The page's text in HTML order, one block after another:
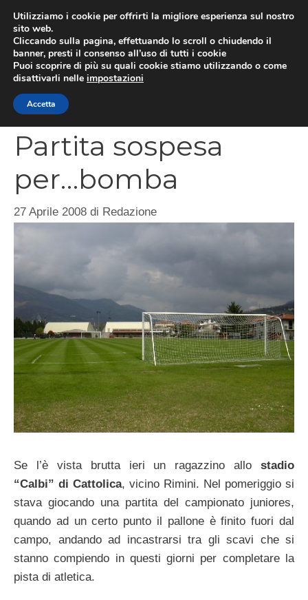
contenuto
Partita sospesa
per…bomba
27 Aprile 2008 di Redazione
Se l’è vista brutta ieri un ragazzino allo stadio
“Calbi” di Cattolica, vicino Rimini. Nel pomeriggio si
stava giocando una partita del campionato juniores,
quando ad un certo punto il pallone è finito fuori dal
campo, andando ad incastrarsi tra gli scavi che si
stanno compiendo in questi giorni per completare la
pista di atletica.
Utilizziamo i cookie per offrirti la migliore esperienza sul nostro
sito web.
Cliccando sulla pagina, effettuando lo scroll o chiudendo il
banner, presti il consenso all’uso di tutti i cookie
Puoi scoprire di più su quali cookie stiamo utilizzando o come
disattivarli nelle impostazioni
Accetta